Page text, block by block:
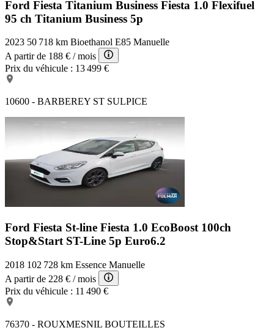
Ford Fiesta Titanium Business Fiesta 1.0 Flexifuel
95 ch Titanium Business 5p
2023 50 718 km Bioethanol E85 Manuelle
A partir de 188 € / mois
Prix du véhicule : 13 499 €
10600 - BARBEREY ST SULPICE
Ford Fiesta St-line Fiesta 1.0 EcoBoost 100ch
Stop&Start ST-Line 5p Euro6.2
2018 102 728 km Essence Manuelle
A partir de 228 € / mois
Prix du véhicule : 11 490 €
76370 - ROUXMESNIL BOUTEILLES